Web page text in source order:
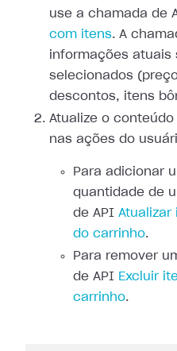
use a chamada de
com itens. A
informações atuais
selecionados
descontos, itens
Atualize o
nas ações do
Para adicionar
quantidade de
de API Atualizar
do carrinho.
Para remover
de API Excluir
carrinho.